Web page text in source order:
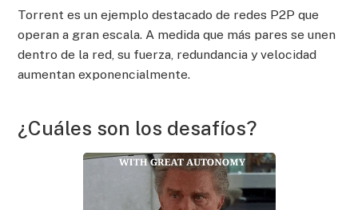
Torrent es un ejemplo destacado de redes P2P que
operan a gran escala. A medida que más pares se unen
dentro de la red, su fuerza, redundancia y velocidad
aumentan exponencialmente.
¿Cuáles son los desafíos?